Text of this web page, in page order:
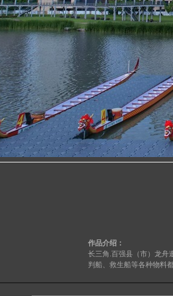
作品介绍：
长三角.百强县（市）龙舟
判船、救生船等各种物料